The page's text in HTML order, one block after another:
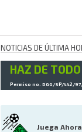
NOTICIAS DE ÚLTIMA
HAZ DE
Permiso no. DGG/SP/442/97,
Juega Ahora